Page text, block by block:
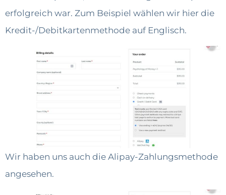
erfolgreich war. Zum Beispiel wählen wir hier die
Kredit-/Debitkartenmethode auf Englisch.
Wir haben uns auch die Alipay-Zahlungsmethode
angesehen.